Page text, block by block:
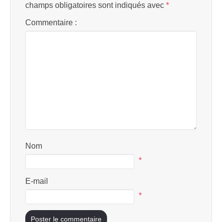
champs obligatoires sont indiqués avec *
Commentaire :
Nom
*
E-mail
*